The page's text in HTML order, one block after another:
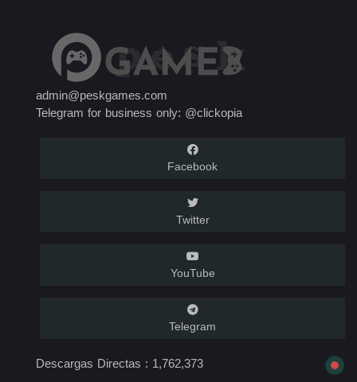
admin@peskgames.com
Telegram for business only: @clickopia
Facebook
Twitter
YouTube
Telegram
Descargas Directas : 1,762,373